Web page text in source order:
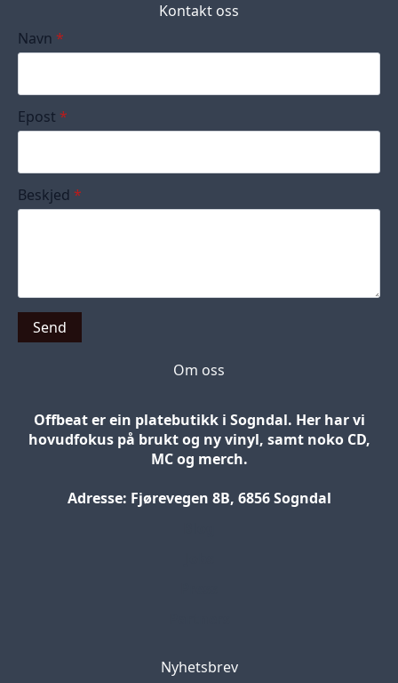
Kontakt oss
Navn *
Epost *
Beskjed *
Send
Om oss
Offbeat er ein platebutikk i Sogndal. Her har vi
hovudfokus på brukt og ny vinyl, samt noko CD,
MC og merch.
Adresse: Fjørevegen 8B, 6856 Sogndal
Nyhetsbrev